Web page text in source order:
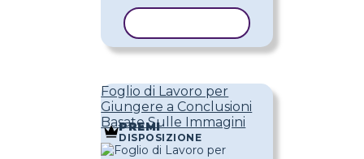
Foglio di Lavoro per
Giungere a Conclusioni
Basate Sulle Immagini
PREMI
DISPOSIZIONE